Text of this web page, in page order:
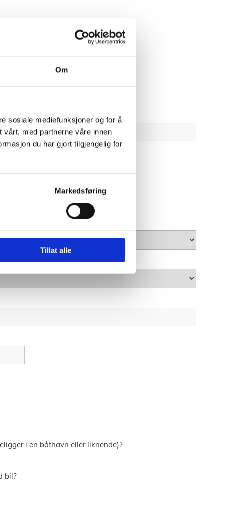
Om
sosiale mediefunksjoner og for å
vårt, med partnerne våre innen
du har gjort tilgjengelig for
Markedsføring
Tillat alle
være tatt ut?*
i en båthavn eller liknende)?
bil?